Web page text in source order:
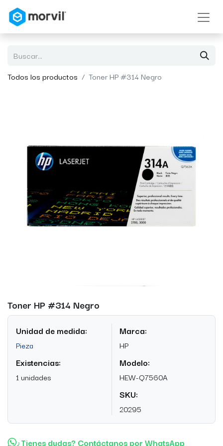
Todos los productos Toner HP #314 Negro
Toner HP #314 Negro
Unidad de medida:
Pieza
Existencias:
1 unidades
Marca:
HP
Modelo:
HEW-Q7560A
SKU:
20295
¿Tienes dudas? Contáctanos por WhatsApp